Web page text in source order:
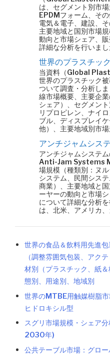
は、セグメント別市
EPDMフォーム、その
電気＆電子、建設、
主要地域と国別市場
動向と市場シェア、
詳細な分析を行いま
世界のプラスチッ
当資料（Global
世界のプラスチック
ついて調査・分析し
線市場概要、主要企
シェア）、セグメン
リプロピレン、ナイ
ブル、ディスプレイ
他）、主要地域別市
アンチジャムシス
アンチジャムシステ
Anti-Jam Systems
場規模（種類別：ヌ
システム、民間シス
商業）、主要地域と
ーヤーの動向と市場
について詳細な分析
は、北米、アメリカ
世界の食品＆飲料用先進
（調整雰囲気包装、アク
材別（プラスチック、紙
態別、用途別、地域別
世界のMTBE用触媒樹脂
ヒドロキシル型
スグリ市場規模・シェア
2030年)
公共テーブル市場：グロ